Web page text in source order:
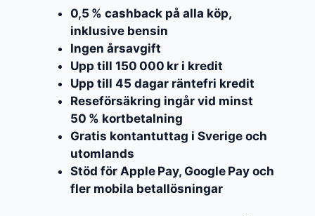
0,5 % cashback på alla köp,
inklusive bensin
Ingen årsavgift
Upp till 150 000 kr i kredit
Upp till 45 dagar räntefri kredit
Reseförsäkring ingår vid minst
50 % kortbetalning
Gratis kontantuttag i Sverige och
utomlands
Stöd för Apple Pay, Google Pay och
fler mobila betallösningar